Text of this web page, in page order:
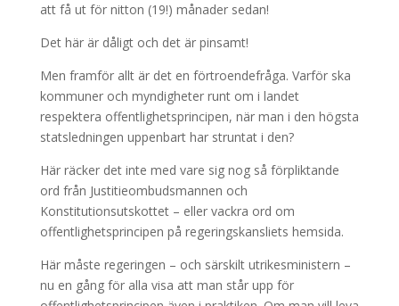
att få ut för nitton (19!) månader sedan!
Det här är dåligt och det är pinsamt!
Men framför allt är det en förtroendefråga. Varför ska
kommuner och myndigheter runt om i landet
respektera offentlighetsprincipen, när man i den högsta
statsledningen uppenbart har struntat i den?
Här räcker det inte med vare sig nog så förpliktande
ord från Justitieombudsmannen och
Konstitutionsutskottet – eller vackra ord om
offentlighetsprincipen på regeringskansliets hemsida.
Här måste regeringen – och särskilt utrikesministern –
nu en gång för alla visa att man står upp för